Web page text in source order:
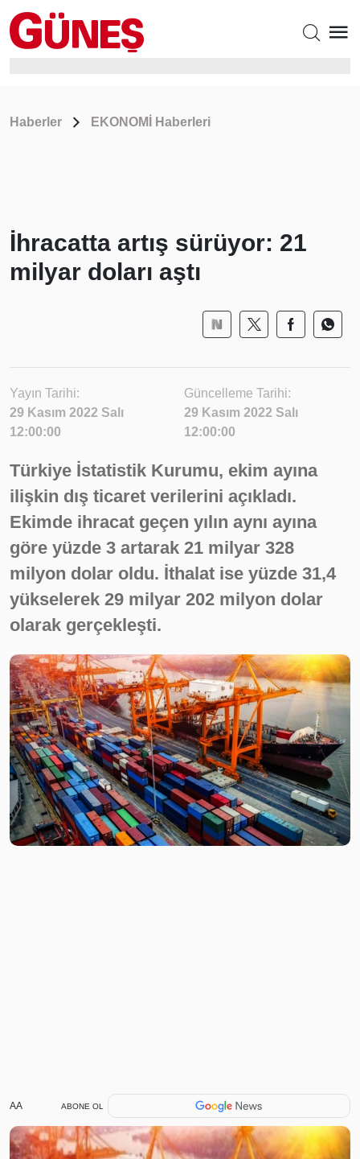
Haberler EKONOMİ Haberleri
İhracatta artış sürüyor: 21
milyar doları aştı
Yayın Tarihi:
29 Kasım 2022 Salı
12:00:00
Güncelleme Tarihi:
29 Kasım 2022 Salı
12:00:00
Türkiye İstatistik Kurumu, ekim ayına
ilişkin dış ticaret verilerini açıkladı.
Ekimde ihracat geçen yılın aynı ayına
göre yüzde 3 artarak 21 milyar 328
milyon dolar oldu. İthalat ise yüzde 31,4
yükselerek 29 milyar 202 milyon dolar
olarak gerçekleşti.
AA ABONE OL